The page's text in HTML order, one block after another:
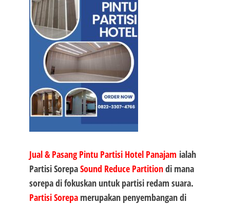
Jual & Pasang Pintu Partisi Hotel Panajam ialah
Partisi SorepaSound Reduce Partitiondi mana
sorepa di fokuskan untuk partisi redam suara.
Partisi Sorepamerupakan penyembangan di